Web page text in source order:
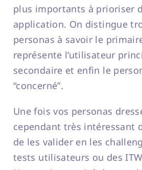
plus importants à prioriser
application. On distingue
personas à savoir le
représente l’utilisateur
secondaire et enfin le
“concerné”.
Une fois vos personas
cependant très intéressant
de les valider en les
tests utilisateurs ou des